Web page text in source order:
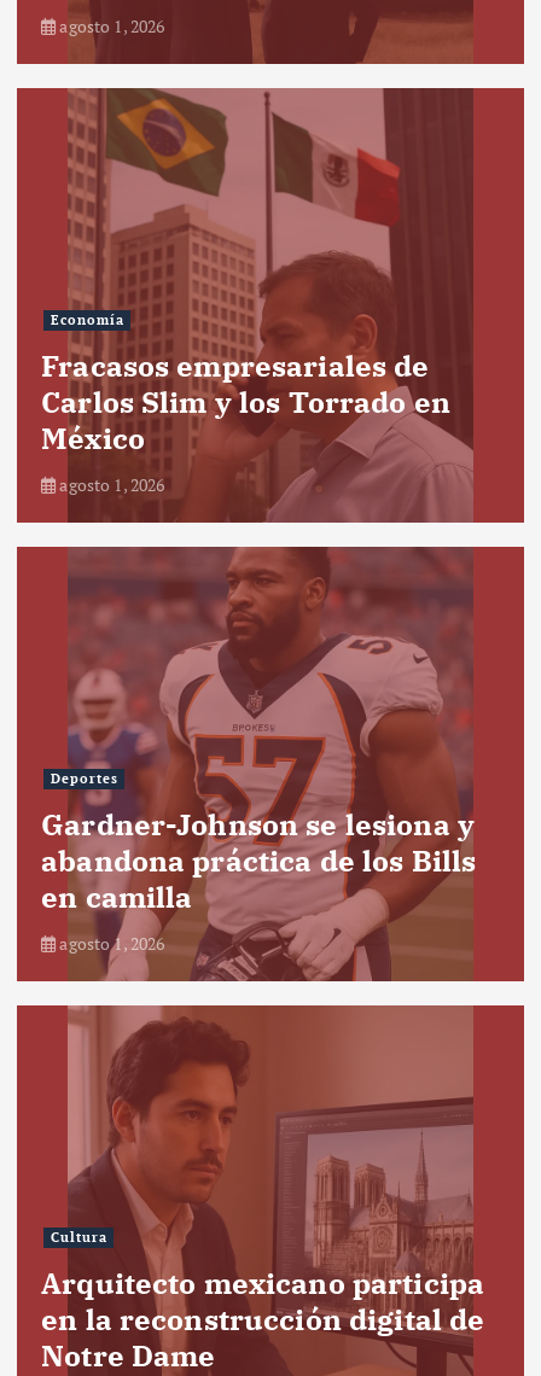
agosto 1, 2026
Economía
Fracasos empresariales de
Carlos Slim y los Torrado en
México
agosto 1, 2026
Deportes
Gardner-Johnson se lesiona y
abandona práctica de los Bills
en camilla
agosto 1, 2026
Cultura
Arquitecto mexicano participa
en la reconstrucción digital de
Notre Dame